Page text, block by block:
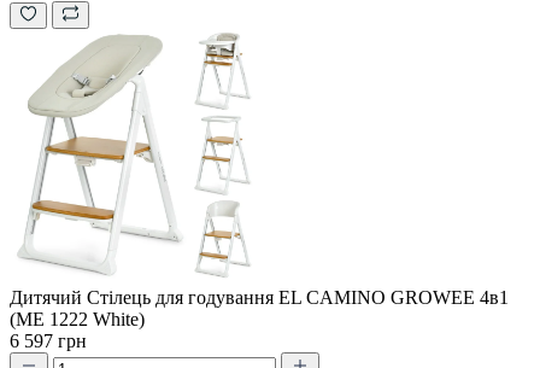
Дитячий Стілець для годування EL CAMINO GROWEE 4в1
(ME 1222 White)
6 597 грн